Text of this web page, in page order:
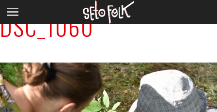
DSC_1060